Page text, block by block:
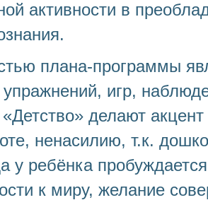
активности в
плана-программы
упражнений, игр,
делают
ненасилию, т.к.
у ребёнка
к миру, желание